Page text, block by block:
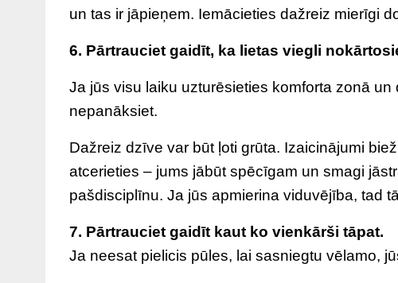
un tas ir jāpieņem. Iemācieties dažreiz mierīgi
6. Pārtrauciet gaidīt, ka lietas viegli
Ja jūs visu laiku uzturēsieties komforta zonā
nepanāksiet.
Dažreiz dzīve var būt ļoti grūta. Izaicinājumi
atcerieties – jums jābūt spēcīgam un smagi
pašdisciplīnu. Ja jūs apmierina viduvējība, tad
7. Pārtrauciet gaidīt kaut ko vienkārši tāpat.
Ja neesat pielicis pūles, lai sasniegtu vēlamo,